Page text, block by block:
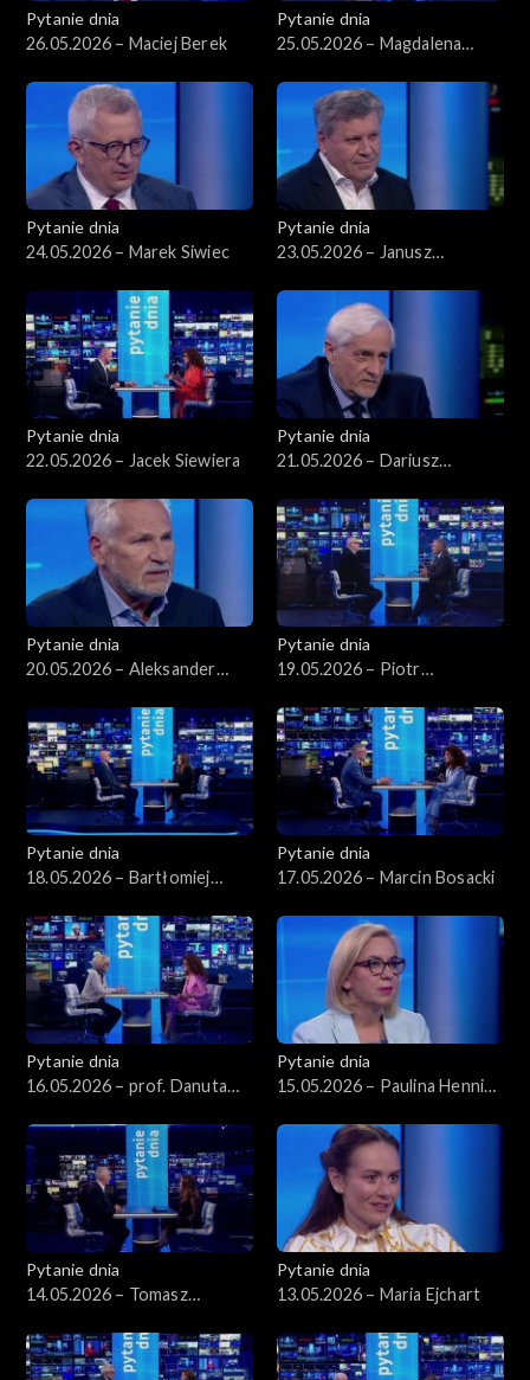
Pytanie dnia
26.05.2026 – Maciej Berek
Pytanie dnia
25.05.2026 – Magdalena
Pytanie dnia
24.05.2026 – Marek Siwiec
Pytanie dnia
23.05.2026 – Janusz
Pytanie dnia
22.05.2026 – Jacek Siewiera
Pytanie dnia
21.05.2026 – Dariusz
Pytanie dnia
20.05.2026 – Aleksander
Pytanie dnia
19.05.2026 – Piotr
Pytanie dnia
18.05.2026 – Bartłomiej
Pytanie dnia
17.05.2026 – Marcin Bosacki
Pytanie dnia
16.05.2026 – prof. Danuta
Pytanie dnia
15.05.2026 – Paulina Hennig-
Pytanie dnia
14.05.2026 – Tomasz
Pytanie dnia
13.05.2026 – Maria Ejchart